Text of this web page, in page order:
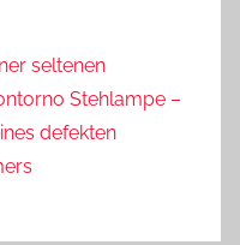
seltenen
Stehlampe –
defekten